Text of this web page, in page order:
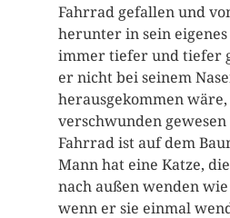
Fahrrad gefallen und
herunter in sein
immer tiefer und tiefer
er nicht bei seinem
herausgekommen
verschwunden
Fahrrad ist auf dem
Mann hat eine Katze,
nach außen wenden wie
wenn er sie einmal